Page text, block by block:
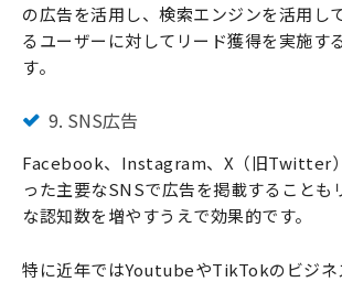
の広告を活用し、検索エンジンを活用し
るユーザーに対してリード獲得を実施す
す。
9. SNS広告
Facebook、Instagram、X（旧Twitter
った主要なSNSで広告を掲載することも
な認知数を増やすうえで効果的です。
特に近年ではYoutubeやTikTokのビジネ